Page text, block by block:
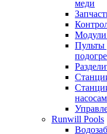
меди
Модули
Пульты
Runwill Pools